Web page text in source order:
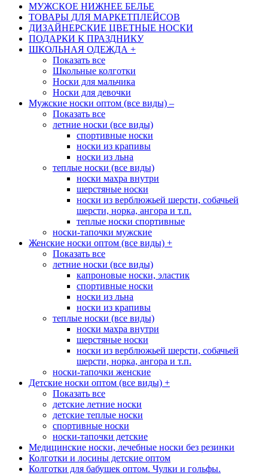
МУЖСКОЕ НИЖНЕЕ БЕЛЬЕ
ТОВАРЫ ДЛЯ МАРКЕТПЛЕЙСОВ
ДИЗАЙНЕРСКИЕ ЦВЕТНЫЕ НОСКИ
ПОДАРКИ К ПРАЗДНИКУ
ШКОЛЬНАЯ ОДЕЖДА +
Показать все
Школьные колготки
Носки для мальчика
Носки для девочки
Мужские носки оптом (все виды) –
Показать все
летние носки (все виды)
спортивные носки
носки из крапивы
носки из льна
теплые носки (все виды)
носки махра внутри
шерстяные носки
носки из верблюжьей шерсти, собачьей
шерсти, норка, ангора и т.п.
теплые носки спортивные
носки-тапочки мужские
Женские носки оптом (все виды) +
Показать все
летние носки (все виды)
капроновые носки, эластик
спортивные носки
носки из льна
носки из крапивы
теплые носки (все виды)
носки махра внутри
шерстяные носки
носки из верблюжьей шерсти, собачьей
шерсти, норка, ангора и т.п.
носки-тапочки женские
Детские носки оптом (все виды) +
Показать все
детские летние носки
детские теплые носки
спортивные носки
носки-тапочки детские
Медицинские носки, лечебные носки без резинки
Колготки и лосины детские оптом
Колготки для бабушек оптом. Чулки и гольфы.